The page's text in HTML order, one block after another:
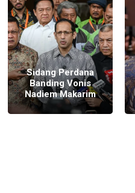
Sidang Perdana
Banding Vonis
Nadiem Makarim